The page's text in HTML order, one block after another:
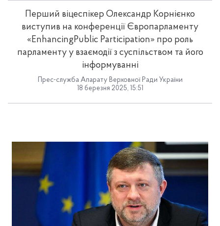
Перший віцеспікер Олександр Корнієнко
виступив на конференції Європарламенту
«EnhancingPublic Participation» про роль
парламенту у взаємодії з суспільством та його
інформуванні
Прес-служба Апарату Верховної Ради України
18 березня 2025, 15:51